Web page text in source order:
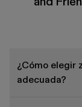
¿Cómo elegir
adecuada?